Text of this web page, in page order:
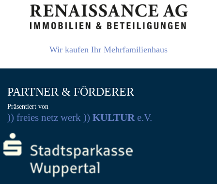
Wir kaufen Ihr Mehrfamilienhaus
PARTNER & FÖRDERER
Präsentiert von
)) freies netz werk )) KULTUR e.V.